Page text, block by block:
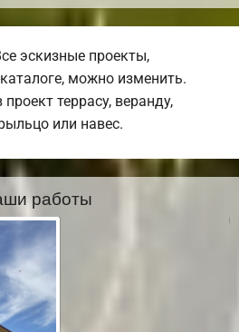
эскизные проекты,
можно изменить.
террасу, веранду,
или навес.
работы